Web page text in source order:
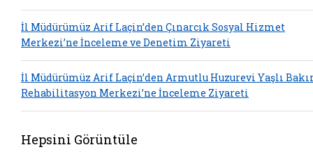
İl Müdürümüz Arif Laçin’den Çınarcık Sosyal Hizmet
Merkezi’ne İnceleme ve Denetim Ziyareti
İl Müdürümüz Arif Laçin’den Armutlu Huzurevi Yaşlı
Rehabilitasyon Merkezi’ne İnceleme Ziyareti
Hepsini Görüntüle